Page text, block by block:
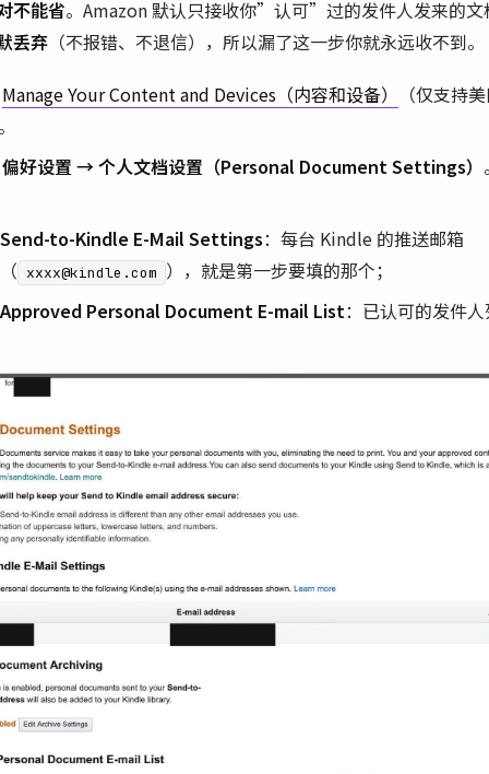
不能省。Amazon 默认只接收你”认可”过的发件人发来的文
丢弃 （不报错、不退信），所以漏了这一步你就永远收不到。
Manage Your Content and Devices（内容和设备）
（仅支持
偏好设置 → 个人文档设置（Personal Document Settings）
Send-to-Kindle E-Mail Settings：每台 Kindle 的推送邮箱
（ xxxx@kindle.com ），就是第一步要填的那个；
Approved Personal Document E-mail List：已认可的发件